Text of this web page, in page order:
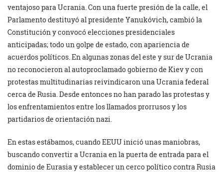
ventajoso para Ucrania. Con una fuerte presión de la calle, el
Parlamento destituyó al presidente Yanukóvich, cambió la
Constitución y convocó elecciones presidenciales
anticipadas; todo un golpe de estado, con apariencia de
acuerdos políticos. En algunas zonas del este y sur de Ucrania
no reconocieron al autoproclamado gobierno de Kiev y con
protestas multitudinarias reivindicaron una Ucrania federal
cerca de Rusia. Desde entonces no han parado las protestas y
los enfrentamientos entre los llamados prorrusos y los
partidarios de orientación nazi.
En estas estábamos, cuando EEUU inició unas maniobras,
buscando convertir a Ucrania en la puerta de entrada para el
dominio de Eurasia y establecer un cerco político contra Rusia